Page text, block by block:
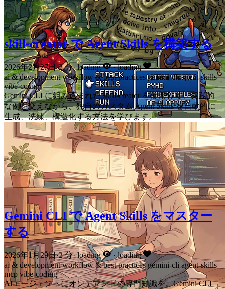
skill-creator で Agent Skills を構築する
2026年2月27日·2 分· loading · loading
ai & developmentworkflow & best practicesgemini-cliagent-skills
vibe-coding
Gemini CLI に組み込まれた skill-creator を使用して、実践的
な例を交えながら、独自のカスタム Agent Skills を自動的に
生成、洗練、構造化する方法を学びます。
Gemini CLI で Agent Skills をマスター
する
2026年1月29日·2 分· loading · loading
ai & developmentworkflow & best practicesgemini-cli agent-skills
mcp vibe-coding
AIエージェントにオンデマンドの専門知識を。Gemini CLI